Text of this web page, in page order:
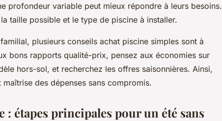
profondeur variable peut mieux répondre à leurs besoins.
taille possible et le type de piscine à installer.
plusieurs conseils achat piscine simples sont à
bons rapports qualité-prix, pensez aux économies sur
hors-sol, et recherchez les offres saisonnières. Ainsi,
des dépenses sans compromis.
étapes principales pour un été sans